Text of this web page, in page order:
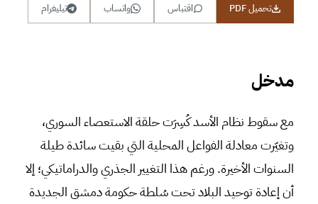
تحميل PDF اقتباس واتساب تيليغرام
مدخل
مع سقوط نظام الأسد كُسِرَت حلقة الاستعصاء السوري،
وتغيّرت معادلة الفواعل المحلية التي بقيت سائدة طيلة
السنوات الأخيرة. ورغم هذا التغيير الجذري والدراماتيكي؛ إلا
أن إعادة توحيد البلاد تحت سُلطة حكومة دمشق الجديدة